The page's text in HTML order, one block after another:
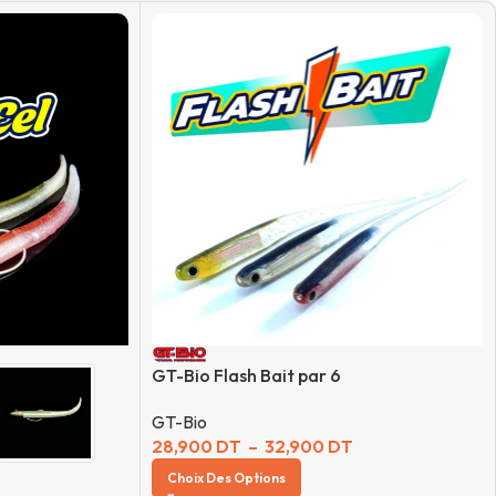
GT-Bio Flash Bait par 6
GT-Bio
28,900 DT – 32,900 DT
Choix Des Options